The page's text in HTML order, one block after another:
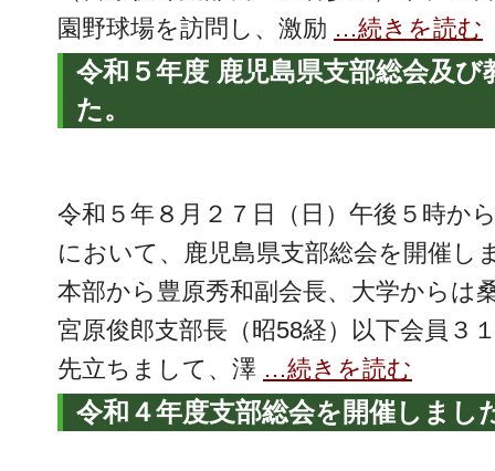
園野球場を訪問し、激励 …続きを読む
令和５年度 鹿児島県支部総会及
た。
令和５年８月２７日（日）午後５時か
において、鹿児島県支部総会を開催し
本部から豊原秀和副会長、大学からは
宮原俊郎支部長（昭58経）以下会員３
先立ちまして、澤 …続きを読む
令和４年度支部総会を開催しまし